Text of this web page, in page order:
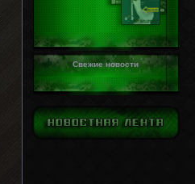
Свежие новости